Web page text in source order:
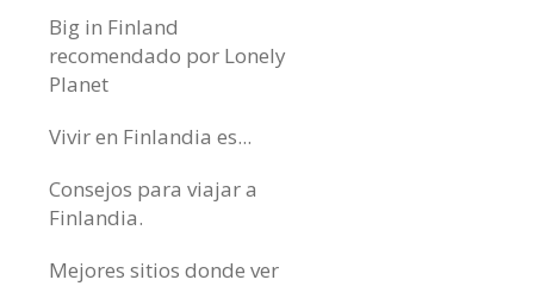
Big in Finland
recomendado por Lonely
Planet
Vivir en Finlandia es...
Consejos para viajar a
Finlandia.
Mejores sitios donde ver